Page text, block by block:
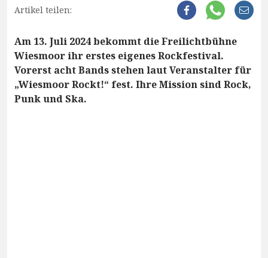
Artikel teilen:
Am 13. Juli 2024 bekommt die Freilichtbühne
Wiesmoor ihr erstes eigenes Rockfestival.
Vorerst acht Bands stehen laut Veranstalter für
„Wiesmoor Rockt!“ fest. Ihre Mission sind Rock,
Punk und Ska.